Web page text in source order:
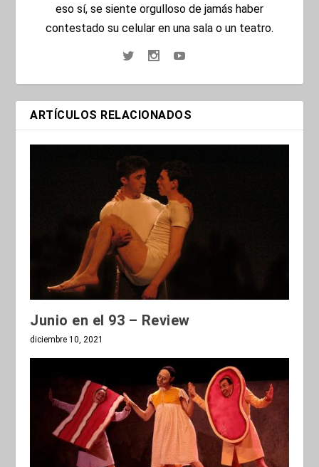
eso sí, se siente orgulloso de jamás haber
contestado su celular en una sala o un teatro.
ARTÍCULOS RELACIONADOS
Junio en el 93 – Review
diciembre 10, 2021